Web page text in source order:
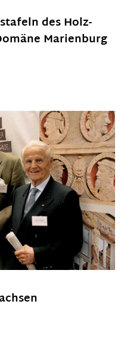
des Holz-
Marienburg